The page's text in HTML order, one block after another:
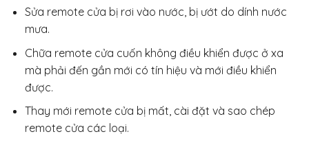
Sửa remote cửa bị rơi vào nước, bị ướt do dính nước
mưa.
Chữa remote cửa cuốn không điều khiển được ở xa
mà phải đến gần mới có tín hiệu và mới điều khiển
được.
Thay mới remote cửa bị mất, cài đặt và sao chép
remote cửa các loại.